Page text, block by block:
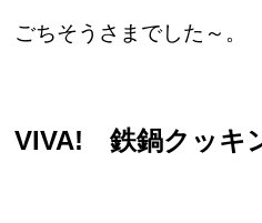
ごちそうさまでした～。
VIVA! 鉄鍋クッキ